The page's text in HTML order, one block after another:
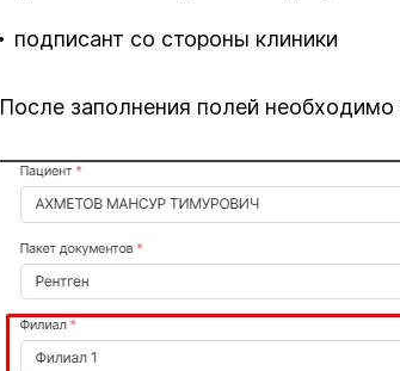
подписант со стороны клиники
После заполнения полей